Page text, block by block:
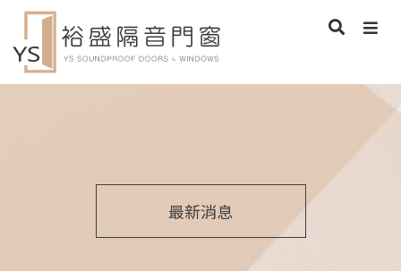
最新消息